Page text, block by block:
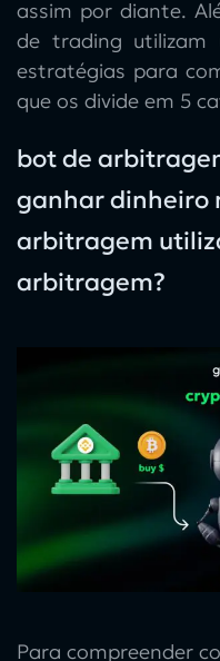
assim por diante.
de trading utilizam
estratégias para
que os divide em 5
bot de
ganhar dinheiro
arbitragem
arbitragem?
Para compreender